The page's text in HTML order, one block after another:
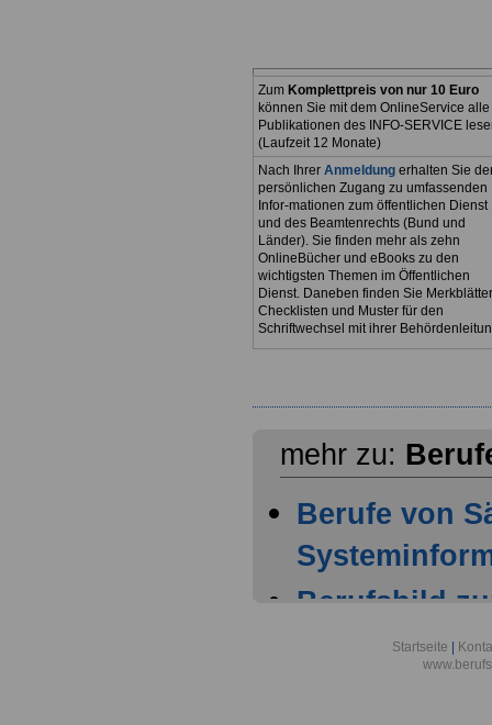
Zum Komplettpreis von nur 10 Euro
können Sie mit dem OnlineService alle
Publikationen des INFO-SERVICE
(Laufzeit 12 Monate)
Nach Ihrer Anmeldung erhalten Sie
persönlichen Zugang zu umfassenden
Infor-mationen zum öffentlichen Dienst
und des Beamtenrechts (Bund und
Länder). Sie finden mehr als zehn
OnlineBücher und eBooks zu den
wichtigsten Themen im Öffentlichen
Dienst. Daneben finden Sie
Checklisten und Muster für den
Schriftwechsel mit ihrer
mehr zu:
Berufe von
Berufsbild
SängerStartseite |